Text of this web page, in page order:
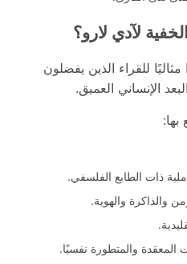
لآدي لارو؟
للقراء الذين يفضلون
الإنساني العميق.
ذات الطابع الفلسفي.
والذاكرة والهوية.
المعقدة والمتطورة نفسيًا.